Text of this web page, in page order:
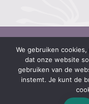
Algemene
Privacyverklaring
Disclaimer
We gebruiken
dat onze website
gebruiken van de
instemt. Je kunt de